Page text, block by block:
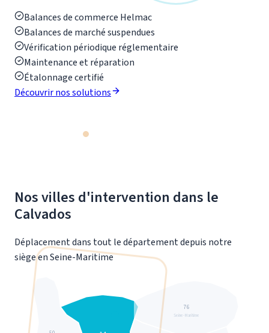
Balances de commerce Helmac
Balances de marché suspendues
Vérification périodique réglementaire
Maintenance et réparation
Étalonnage certifié
Découvrir nos solutions
Nos villes d'intervention dans le
Calvados
Déplacement dans tout le département depuis notre
siège en Seine-Maritime
76
Seine-Maritime